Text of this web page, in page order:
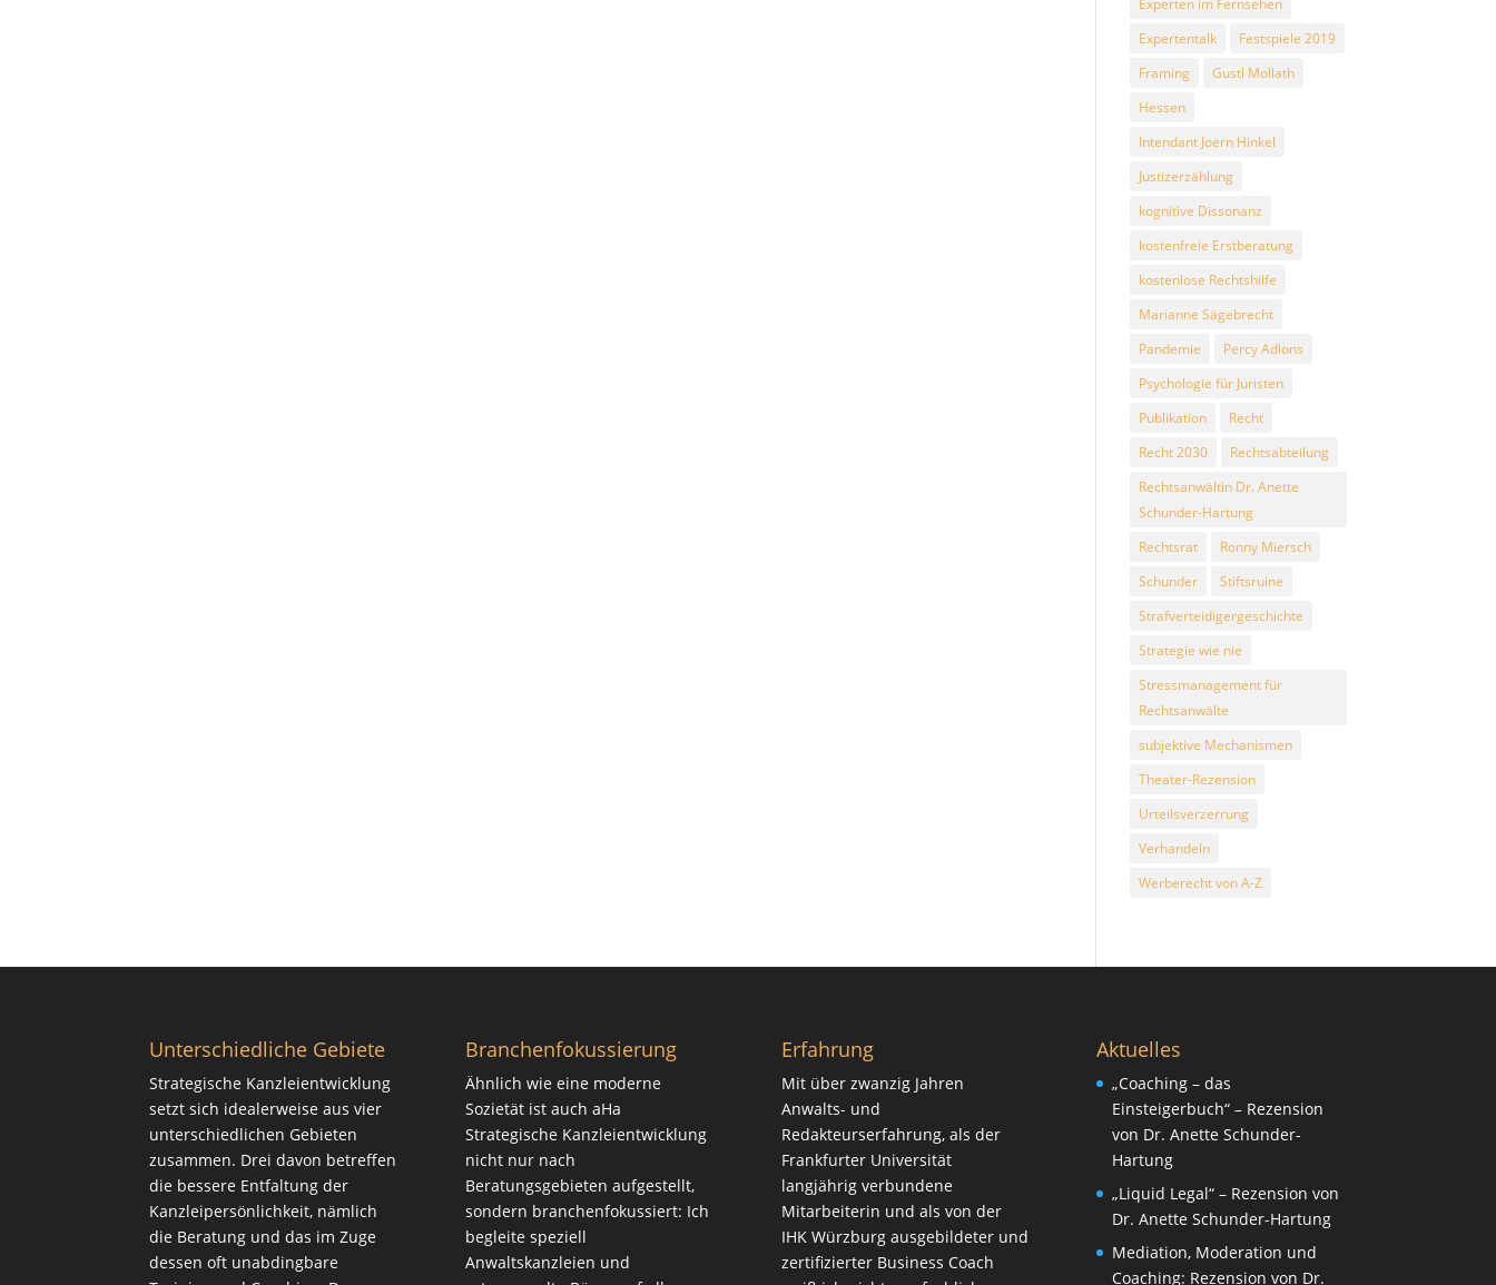
Experten im Fernsehen
Expertentalk
Festspiele 2019
Framing
Gustl Mollath
Hessen
Intendant Joern Hinkel
Justizerzählung
kognitive Dissonanz
kostenfreie Erstberatung
kostenlose Rechtshilfe
Marianne Sägebrecht
Pandemie
Percy Adlons
Psychologie für Juristen
Publikation
Recht
Recht 2030
Rechtsabteilung
Rechtsanwältin Dr. Anette
Schunder-Hartung
Rechtsrat
Ronny Miersch
Schunder
Stiftsruine
Strafverteidigergeschichte
Strategie wie nie
Stressmanagement für
Rechtsanwälte
subjektive Mechanismen
Theater-Rezension
Urteilsverzerrung
Verhandeln
Werberecht von A-Z
Unterschiedliche Gebiete
Strategische Kanzleientwicklung
setzt sich idealerweise aus vier
unterschiedlichen Gebieten
zusammen. Drei davon betreffen
die bessere Entfaltung der
Kanzleipersönlichkeit, nämlich
die Beratung und das im Zuge
dessen oft unabdingbare
Branchenfokussierung
Ähnlich wie eine moderne
Sozietät ist auch aHa
Strategische Kanzleientwicklung
nicht nur nach
Beratungsgebieten aufgestellt,
sondern branchenfokussiert: Ich
begleite speziell
Anwaltskanzleien und
Erfahrung
Mit über zwanzig Jahren
Anwalts- und
Redakteurserfahrung, als der
Frankfurter Universität
langjährig verbundene
Mitarbeiterin und als von der
IHK Würzburg ausgebildeter und
zertifizierter Business Coach
Aktuelles
„Coaching – das
Einsteigerbuch“ – Rezension
von Dr. Anette Schunder-
Hartung
„Liquid Legal“ – Rezension von
Dr. Anette Schunder-Hartung
Mediation, Moderation und
Coaching: Rezension von Dr.